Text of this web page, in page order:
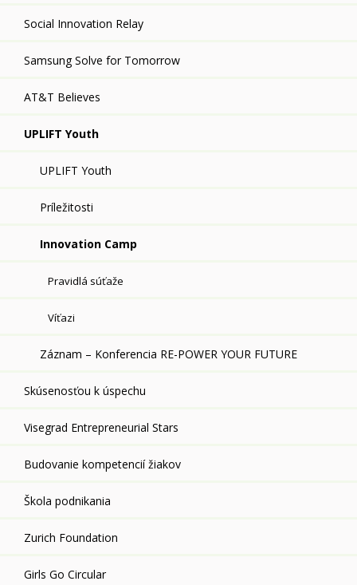
Social Innovation Relay
Samsung Solve for Tomorrow
AT&T Believes
UPLIFT Youth
UPLIFT Youth
Príležitosti
Innovation Camp
Pravidlá súťaže
Víťazi
Záznam – Konferencia RE-POWER YOUR FUTURE
Skúsenosťou k úspechu
Visegrad Entrepreneurial Stars
Budovanie kompetencií žiakov
Škola podnikania
Zurich Foundation
Girls Go Circular